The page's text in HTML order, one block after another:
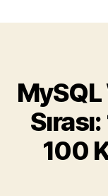
MySQL
100